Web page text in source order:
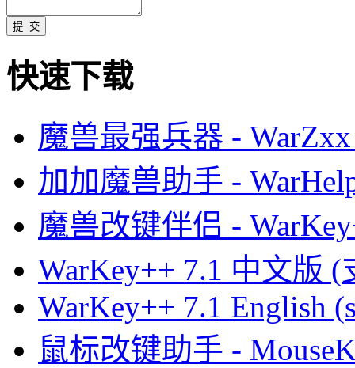
快速下载
魔兽最强兵器 -
加加魔兽助手 -
魔兽改键伴侣 -
WarKey++ 7.1 中文版 (
WarKey++ 7.1 English
鼠标改键助手 -